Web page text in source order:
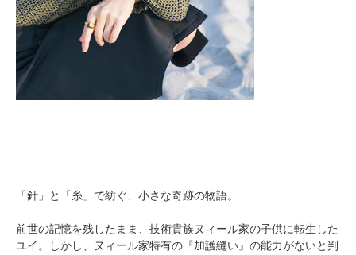
「針」と「糸」で紡ぐ、小さな奇跡の物語。
前世の記憶を残したまま、技術貴族ヌィール家の子供に転生した
ユイ。しかし、ヌィール家特有の『加護縫い』の能力がないと判